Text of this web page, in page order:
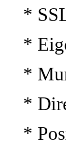
*
*
*
*
*